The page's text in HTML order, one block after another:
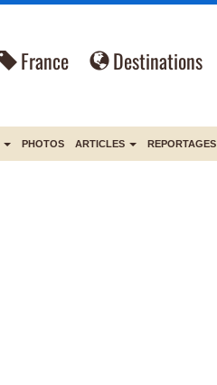
France Destinations
PHOTOS ARTICLES REPORTAGES